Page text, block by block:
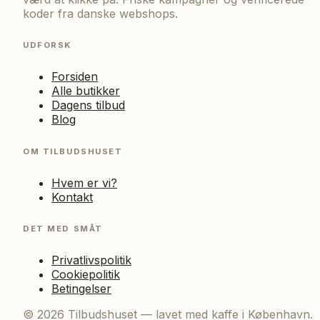
koder fra danske webshops.
UDFORSK
Forsiden
Alle butikker
Dagens tilbud
Blog
OM TILBUDSHUSET
Hvem er vi?
Kontakt
DET MED SMÅT
Privatlivspolitik
Cookiepolitik
Betingelser
© 2026 Tilbudshuset — lavet med kaffe i København.